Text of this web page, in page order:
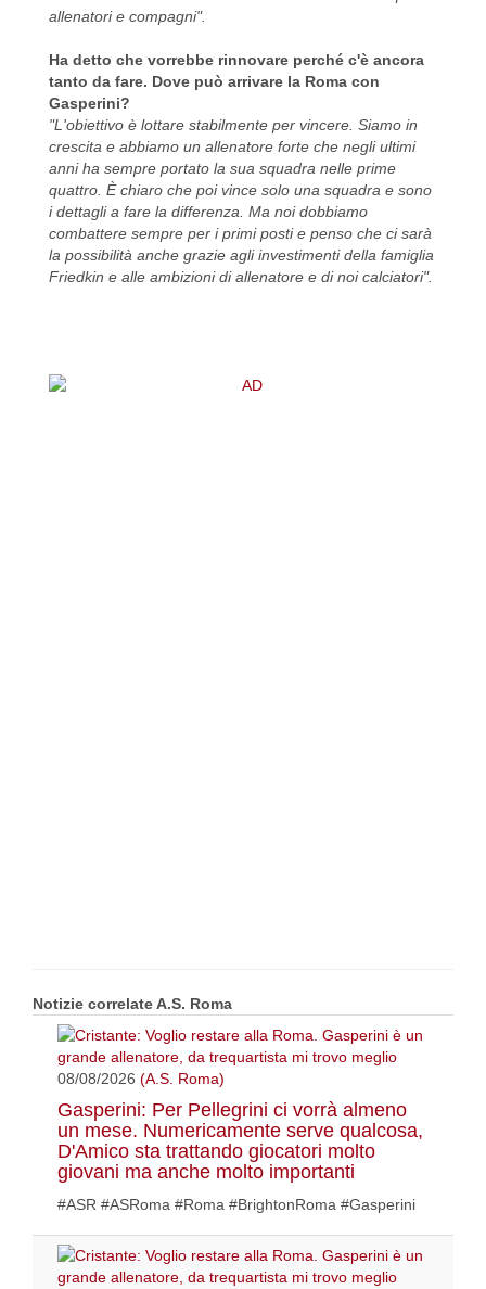
allenatori e compagni".
Ha detto che vorrebbe rinnovare perché c'è ancora
tanto da fare. Dove può arrivare la Roma con
Gasperini?
"L'obiettivo è lottare stabilmente per vincere. Siamo in
crescita e abbiamo un allenatore forte che negli ultimi
anni ha sempre portato la sua squadra nelle prime
quattro. È chiaro che poi vince solo una squadra e sono
i dettagli a fare la differenza. Ma noi dobbiamo
combattere sempre per i primi posti e penso che ci sarà
la possibilità anche grazie agli investimenti della famiglia
Friedkin e alle ambizioni di allenatore e di noi calciatori".
Notizie correlate A.S. Roma
08/08/2026 (A.S. Roma)
Gasperini: Per Pellegrini ci vorrà almeno
un mese. Numericamente serve qualcosa,
D'Amico sta trattando giocatori molto
giovani ma anche molto importanti
#ASR #ASRoma #Roma #BrightonRoma #Gasperini